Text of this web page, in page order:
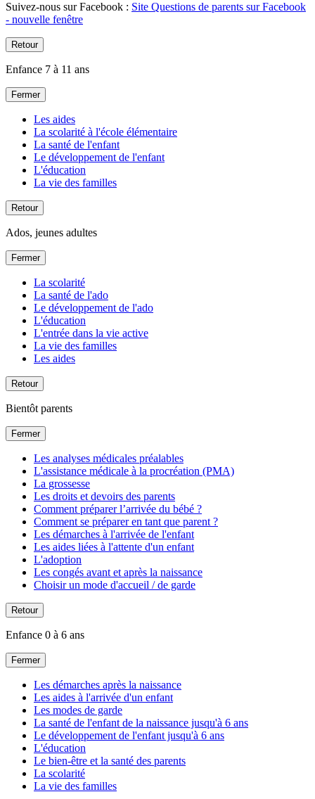
Suivez-nous sur Facebook : Site Questions de parents sur Facebook
- nouvelle fenêtre
Retour
Enfance 7 à 11 ans
Fermer
Les aides
La scolarité à l'école élémentaire
La santé de l'enfant
Le développement de l'enfant
L'éducation
La vie des familles
Retour
Ados, jeunes adultes
Fermer
La scolarité
La santé de l'ado
Le développement de l'ado
L'éducation
L'entrée dans la vie active
La vie des familles
Les aides
Retour
Bientôt parents
Fermer
Les analyses médicales préalables
L'assistance médicale à la procréation (PMA)
La grossesse
Les droits et devoirs des parents
Comment préparer l’arrivée du bébé ?
Comment se préparer en tant que parent ?
Les démarches à l'arrivée de l'enfant
Les aides liées à l'attente d'un enfant
L'adoption
Les congés avant et après la naissance
Choisir un mode d'accueil / de garde
Retour
Enfance 0 à 6 ans
Fermer
Les démarches après la naissance
Les aides à l'arrivée d'un enfant
Les modes de garde
La santé de l'enfant de la naissance jusqu'à 6 ans
Le développement de l'enfant jusqu'à 6 ans
L'éducation
Le bien-être et la santé des parents
La scolarité
La vie des familles